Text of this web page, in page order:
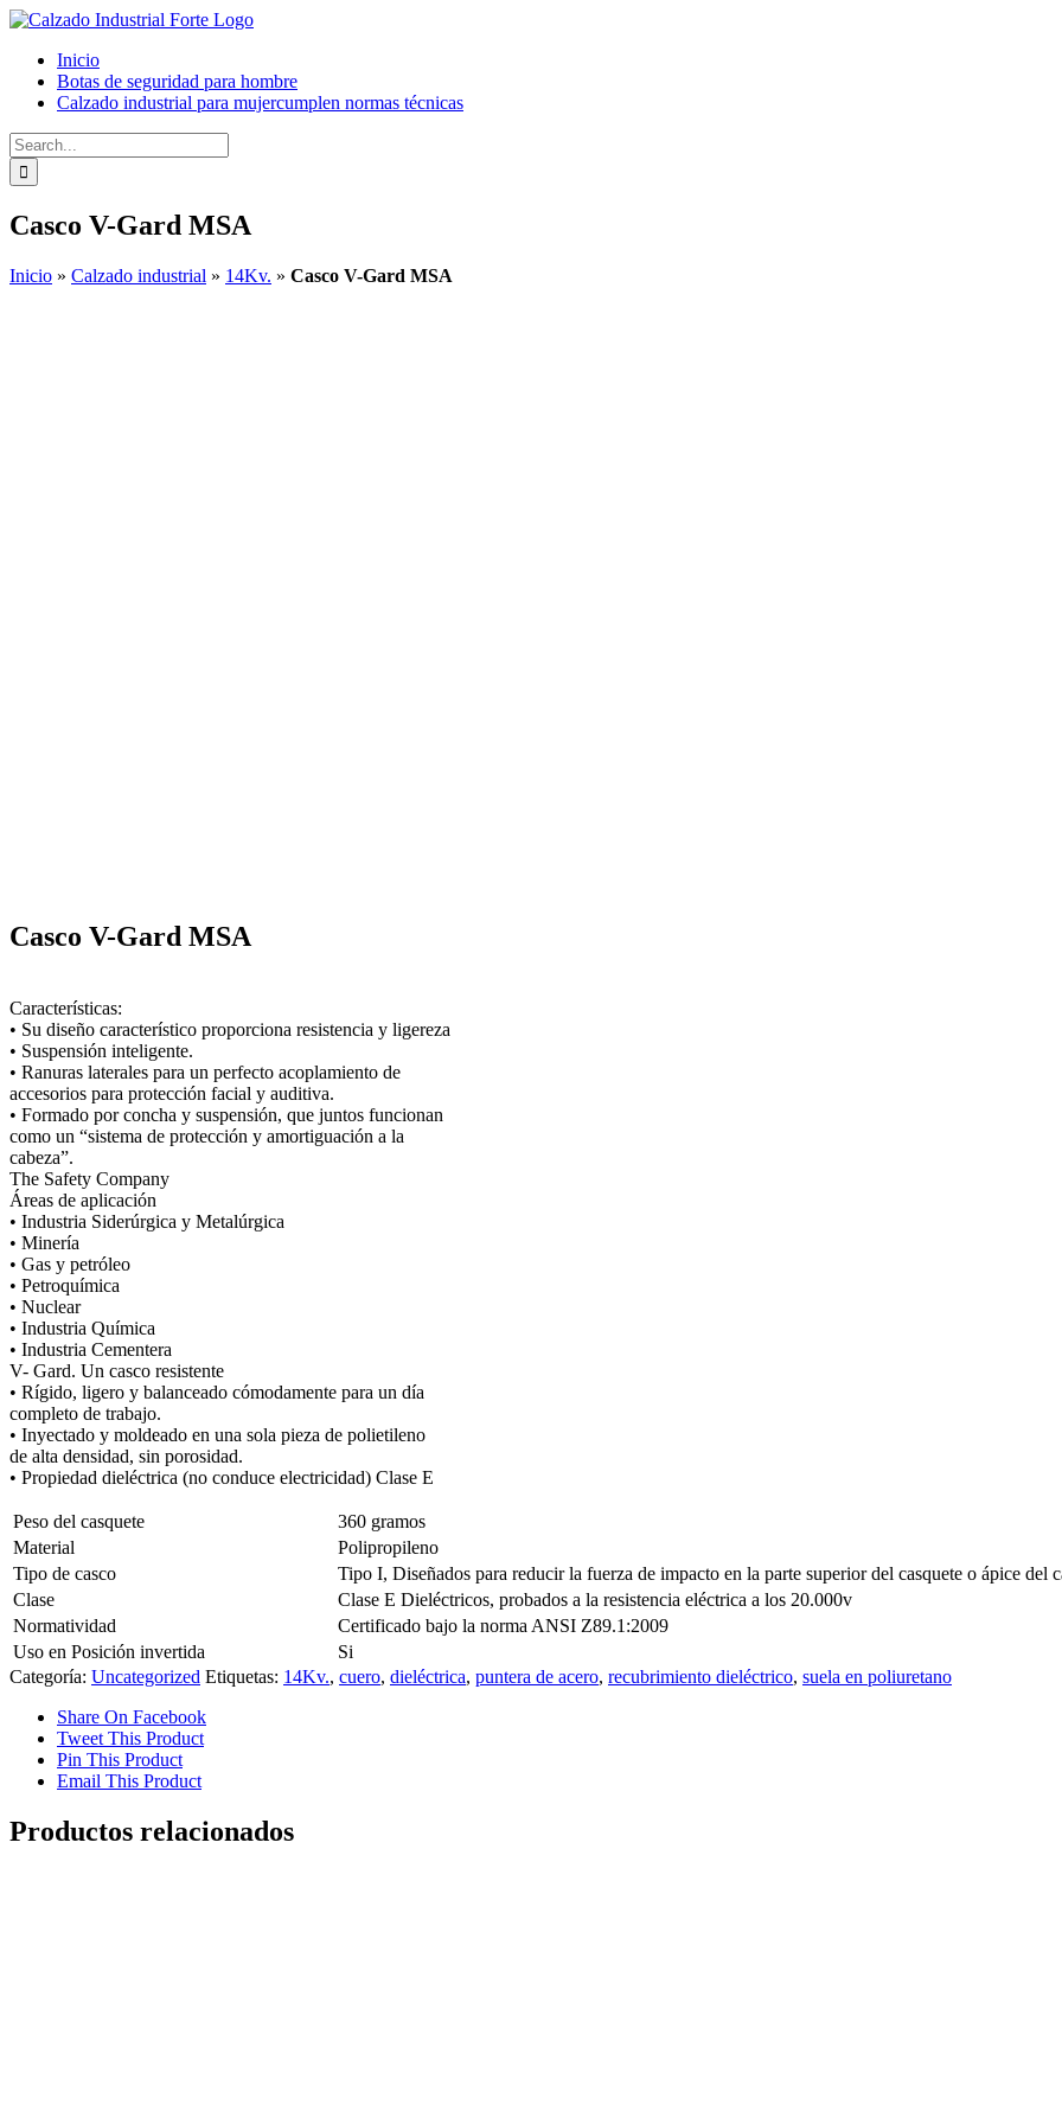
Skip
contentInicio
Botas de seguridad para hombre
Calzado industrial para mujercumplen normas técnicas
Search
for:
Casco V-Gard MSA
Inicio » Calzado industrial » 14Kv. » Casco V-Gard MSA
Casco V-Gard MSA
Características:
• Su diseño característico proporciona resistencia y ligereza
• Suspensión inteligente.
• Ranuras laterales para un perfecto acoplamiento de
accesorios para protección facial y auditiva.
• Formado por concha y suspensión, que juntos funcionan
como un “sistema de protección y amortiguación a la
cabeza”.
The Safety Company
Áreas de aplicación
• Industria Siderúrgica y Metalúrgica
• Minería
• Gas y petróleo
• Petroquímica
• Nuclear
• Industria Química
• Industria Cementera
V- Gard. Un casco resistente
• Rígido, ligero y balanceado cómodamente para un día
completo de trabajo.
• Inyectado y moldeado en una sola pieza de polietileno
de alta densidad, sin porosidad.
• Propiedad dieléctrica (no conduce electricidad) Clase E
Peso del casquete
360 gramos
Material
Polipropileno
Tipo de casco
Tipo I, Diseñados para reducir la fuerza de impacto en la parte superior del casquete o ápice del
Clase
Clase E Dieléctricos, probados a la resistencia eléctrica a los 20.000v
Normatividad
Certificado bajo la norma ANSI Z89.1:2009
Uso en Posición invertida
Si
Categoría: Uncategorized Etiquetas: 14Kv., cuero, dieléctrica, puntera de acero, recubrimiento dieléctrico, suela en poliuretano
Share On Facebook
Tweet This Product
Pin This Product
Email This Product
Productos relacionados